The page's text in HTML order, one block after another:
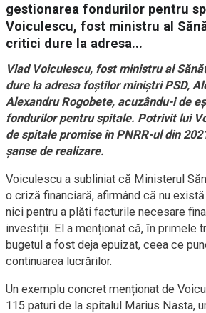
gestionarea fondurilor pentru
Voiculescu, fost ministru al
critici dure la adresa...
Vlad Voiculescu, fost ministru al
dure la adresa foștilor miniștri PSD,
Alexandru Rogobete, acuzându-i de
fondurilor pentru spitale. Potrivit lui
de spitale promise în PNRR-ul din
șanse de realizare.
Voiculescu a subliniat că Ministerul
o criză financiară, afirmând că nu
nici pentru a plăti facturile necesare
investiții. El a menționat că, în primele
bugetul a fost deja epuizat, ceea ce
continuarea lucrărilor.
Un exemplu concret menționat de
115 paturi de la spitalul Marius Nasta,